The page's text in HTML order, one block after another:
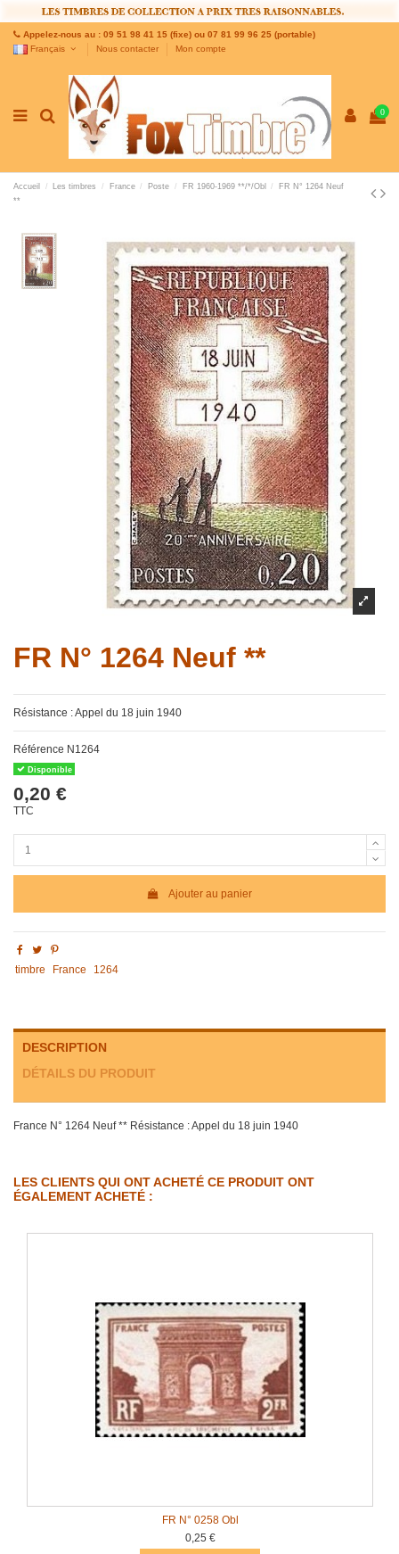
Appelez-nous au : 09 51 98 41 15 (fixe) ou 07 81 99 96 25 (portable)
Français
Nous contacter Mon compte
0
Accueil Les timbres France Poste FR 1960-1969 **/*/Obl
FR N° 1264 Neuf
**
FR N° 1264 Neuf **
Résistance : Appel du 18 juin 1940
Référence N1264
Disponible
0,20 €
TTC
Ajouter au panier
timbre France 1264
DESCRIPTION
DÉTAILS DU PRODUIT
France N° 1264 Neuf ** Résistance : Appel du 18 juin 1940
LES CLIENTS QUI ONT ACHETÉ CE PRODUIT ONT
ÉGALEMENT ACHETÉ :
FR N° 0258 Obl
0,25 €